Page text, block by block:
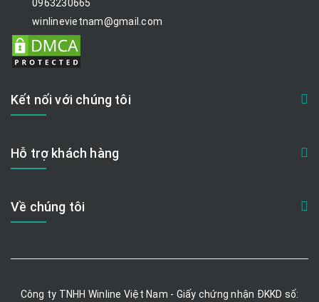
0963230665
winlinevietnam@gmail.com
Kết nối với chúng tôi
Hỗ trợ khách hàng
Về chúng tôi
Công ty TNHH Winline Việt Nam - Giấy chứng nhận ĐKKD số: